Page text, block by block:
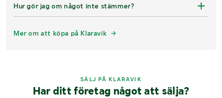
Hur gör jag om något inte stämmer?
Mer om att köpa på Klaravik
SÄLJ PÅ KLARAVIK
Har ditt företag något att sälja?